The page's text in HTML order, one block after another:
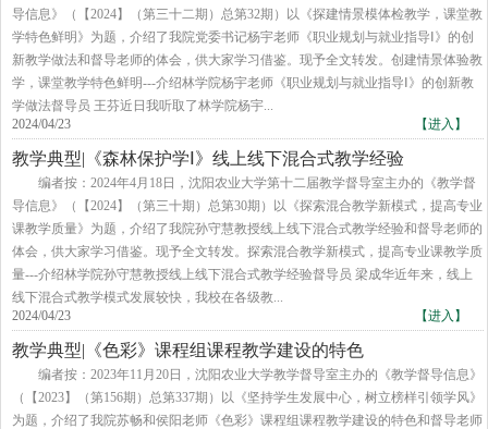
导信息》（【2024】（第三十二期）总第32期）以《探建情景模体检教学，课堂教
学特色鲜明》为题，介绍了我院党委书记杨宇老师《职业规划与就业指导Ⅰ》的创
新教学做法和督导老师的体会，供大家学习借鉴。现予全文转发。创建情景体验教
学，课堂教学特色鲜明---介绍林学院杨宇老师《职业规划与就业指导Ⅰ》的创新教
学做法督导员 王芬近日我听取了林学院杨宇...
【进入】
2024/04/23
教学典型|《森林保护学Ⅰ》线上线下混合式教学经验
编者按：2024年4月18日，沈阳农业大学第十二届教学督导室主办的《教学督
导信息》（【2024】（第三十期）总第30期）以《探索混合教学新模式，提高专业
课教学质量》为题，介绍了我院孙守慧教授线上线下混合式教学经验和督导老师的
体会，供大家学习借鉴。现予全文转发。​探索混合教学新模式，提高专业课教学质
量---介绍林学院孙守慧教授线上线下混合式教学经验督导员 梁成华近年来，线上
线下混合式教学模式发展较快，我校在各级教...
【进入】
2024/04/23
教学典型|《色彩》课程组课程教学建设的特色
编者按：2023年11月20日，沈阳农业大学教学督导室主办的《教学督导信息》
（【2023】（第156期）总第337期）以《坚持学生发展中心，树立榜样引领学风》
为题，介绍了我院苏畅和侯阳老师《色彩》课程组课程教学建设的特色和督导老师